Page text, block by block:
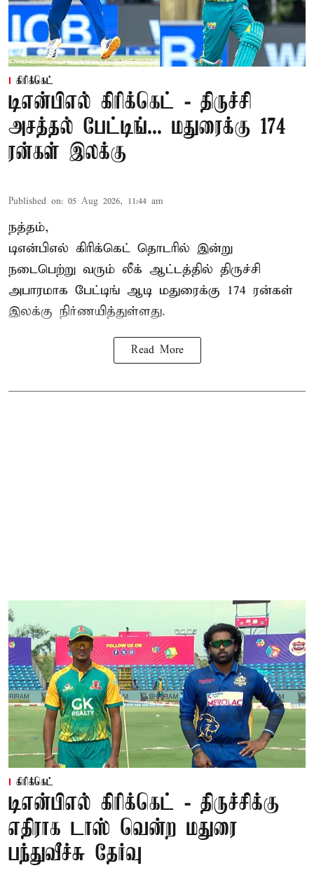
கிரிக்கெட்
டிஎன்பிஎல் கிரிக்கெட் - திருச்சி
அசத்தல் பேட்டிங்... மதுரைக்கு 174
ரன்கள் இலக்கு
Published on: 05 Aug 2026, 11:44 am
நத்தம்,
டிஎன்பிஎல் கிரிக்கெட் தொடரில் இன்று
நடைபெற்று வரும் லீக் ஆட்டத்தில் திருச்சி
அபாரமாக பேட்டிங் ஆடி மதுரைக்கு 174 ரன்கள்
இலக்கு நிர்ணயித்துள்ளது.
Read More
கிரிக்கெட்
டிஎன்பிஎல் கிரிக்கெட் - திருச்சிக்கு
எதிராக டாஸ் வென்ற மதுரை
பந்துவீச்சு தேர்வு